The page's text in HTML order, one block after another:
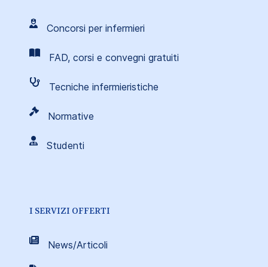
Concorsi per infermieri
FAD, corsi e convegni gratuiti
Tecniche infermieristiche
Normative
Studenti
I SERVIZI OFFERTI
News/Articoli